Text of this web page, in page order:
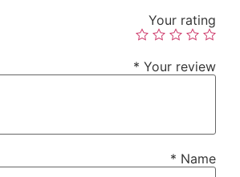
Your rating
Your review
*
Name
*